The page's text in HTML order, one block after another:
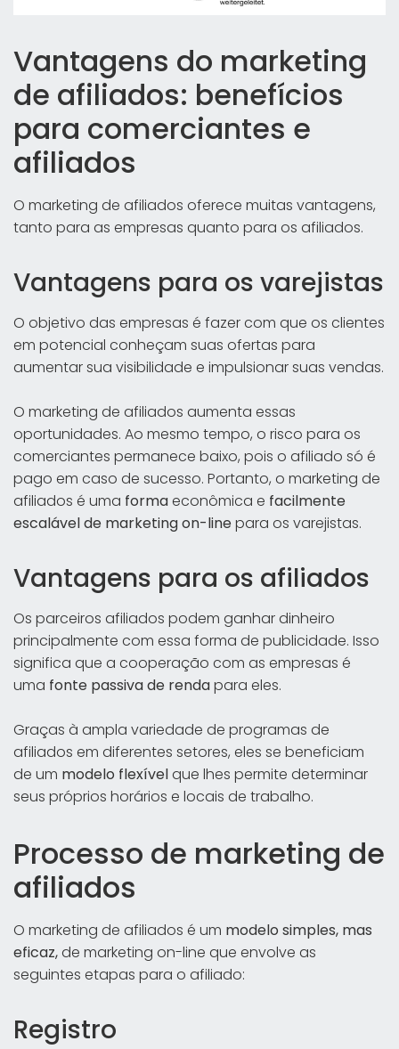
Vantagens do marketing
de afiliados: benefícios
para comerciantes e
afiliados
O marketing de afiliados oferece muitas vantagens,
tanto para as empresas quanto para os afiliados.
Vantagens para os varejistas
O objetivo das empresas é fazer com que os clientes
em potencial conheçam suas ofertas para
aumentar sua visibilidade e impulsionar suas vendas.
O marketing de afiliados aumenta essas
oportunidades. Ao mesmo tempo, o risco para os
comerciantes permanece baixo, pois o afiliado só é
pago em caso de sucesso. Portanto, o marketing de
afiliados é uma formaeconômica e facilmente
escalável de marketing on-linepara os varejistas.
Vantagens para os afiliados
Os parceiros afiliados podem ganhar dinheiro
principalmente com essa forma de publicidade. Isso
significa que a cooperação com as empresas é
uma fonte passiva de rendapara eles.
Graças à ampla variedade de programas de
afiliados em diferentes setores, eles se beneficiam
de um modelo flexívelque lhes permite determinar
seus próprios horários e locais de trabalho.
Processo de marketing de
afiliados
O marketing de afiliados é um modelo simples, mas
eficaz,de marketing on-line que envolve as
seguintes etapas para o afiliado:
Registro